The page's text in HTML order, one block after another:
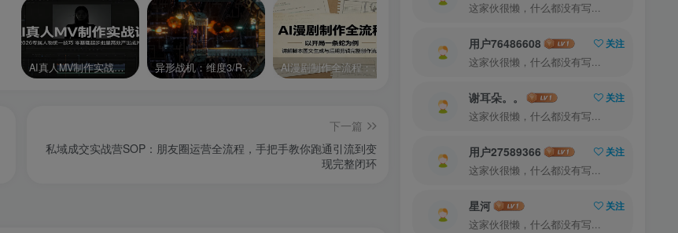
AI真人MV制作实战课：2026专属人物统一技巧，零基础起步批量高效产出成片 异形战机：维度3/R-Type Dimensions III AI漫剧制作全流程：以开局一条蛇为例，讲解脚本图文生成与后期剪辑完整创作流程 零基础7天AI漫剧速成课，无需绘画剪辑，全套工具落地教学，轻松实现漫剧账号稳定变现
下一篇
私域成交实战营SOP：朋友圈运营全流程，手把手教你跑通引流到变
现完整闭环
这家伙很懒，什么都没有写...
用户76486608
关注
这家伙很懒，什么都没有写...
谢耳朵。。
关注
这家伙很懒，什么都没有写...
用户27589366
关注
这家伙很懒，什么都没有写...
星河
关注
这家伙很懒，什么都没有写...